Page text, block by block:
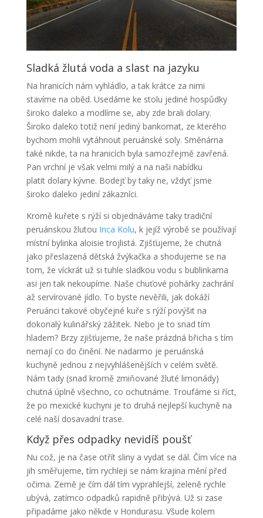
Sladká žlutá voda a slast na jazyku
Na hranicích nám vyhládlo, a tak krátce za nimi
stavíme na oběd. Usedáme ke stolu jediné hospůdky
široko daleko a modlíme se, aby zde brali dolary.
Široko daleko totiž není jediný bankomat, ze kterého
bychom mohli vytáhnout peruánské soly. Směnárna
také nikde, ta na hranicích byla samozřejmě zavřená.
Pan vrchní je však velmi milý a na naši nabídku
platit dolary kývne. Bodejť by taky ne, vždyť jsme
široko daleko jediní zákazníci.
Kromě kuřete s rýží si objednáváme taky tradiční
peruánskou žlutou Inca Kolu, k jejíž výrobě se používají
místní bylinka aloisie trojlistá. Zjišťujeme, že chutná
jako přeslazená dětská žvýkačka a shodujeme se na
tom, že víckrát už si tuhle sladkou vodu s bublinkama
asi jen tak nekoupíme. Naše chuťové pohárky zachrání
až servírované jídlo. To byste nevěřili, jak dokáží
Peruánci takové obyčejné kuře s rýží povýšit na
dokonalý kulinářský zážitek. Nebo je to snad tím
hladem? Brzy zjišťujeme, že naše prázdná břicha s tím
nemají co do činění. Ne nadarmo je peruánská
kuchyně jednou z nejvyhlášenějších v celém světě.
Nám tady (snad kromě zmiňované žluté limonády)
chutná úplně všechno, co ochutnáme. Troufáme si říct,
že po mexické kuchyni je to druhá nejlepší kuchyně na
celé naší dosavadní trase.
Když přes odpadky nevidíš poušť
Nu což, je na čase otřít sliny a vydat se dál. Čím více na
jih směřujeme, tím rychleji se nám krajina mění před
očima. Země je čím dál tím vyprahlejší, zeleně rychle
ubývá, zatímco odpadků rapidně přibývá. Už si zase
připadáme jako někde v Hondurasu. Všude kolem